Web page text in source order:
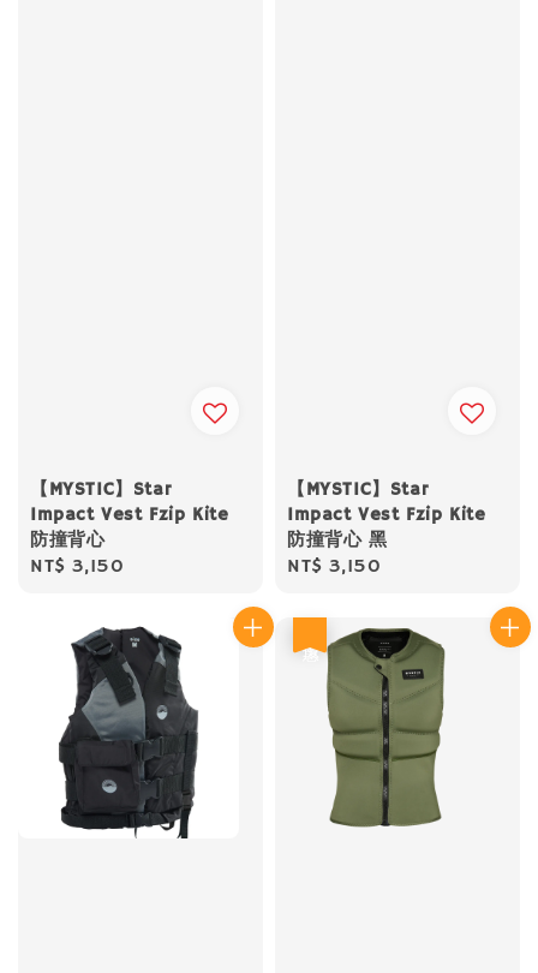
【MYSTIC】Star
Impact Vest Fzip Kite
防撞背心
Regular
NT$ 3,150
【MYSTIC】Star
Impact Vest Fzip Kite
防撞背心 黑
Regular
NT$ 3,150